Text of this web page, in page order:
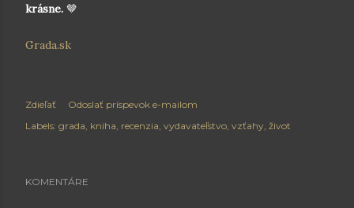
krásne. 🤎
Grada.sk
Zdieľať
Odoslať príspevok e-mailom
Labels: grada kniha recenzia vydavateľstvo vzťahy život
KOMENTÁRE